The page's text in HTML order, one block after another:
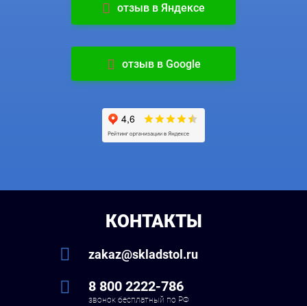
отзыв в Яндексе
отзыв в Google
КОНТАКТЫ
zakaz@skladstol.ru
8 800 2222-786
звонок бесплатный по РФ